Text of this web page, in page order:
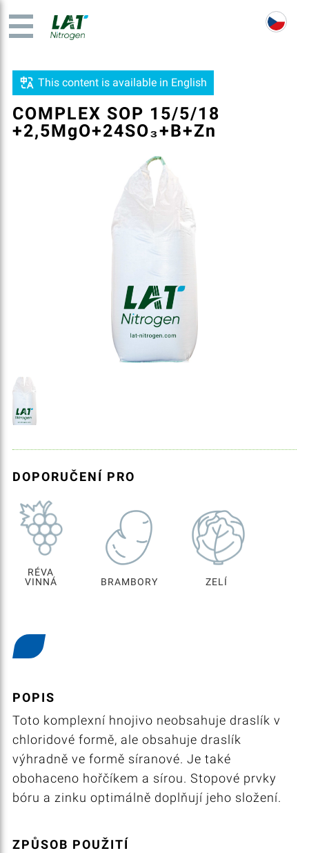
This content is available in English
COMPLEX SOP 15/5/18
+2,5MgO+24SO₃+B+Zn
DOPORUČENÍ PRO
RÉVA
VINNÁ
BRAMBORY ZELÍ
POPIS
Toto komplexní hnojivo neobsahuje draslík v
chloridové formě, ale obsahuje draslík
výhradně ve formě síranové. Je také
obohaceno hořčíkem a sírou. Stopové prvky
bóru a zinku optimálně doplňují jeho složení.
ZPŮSOB POUŽITÍ